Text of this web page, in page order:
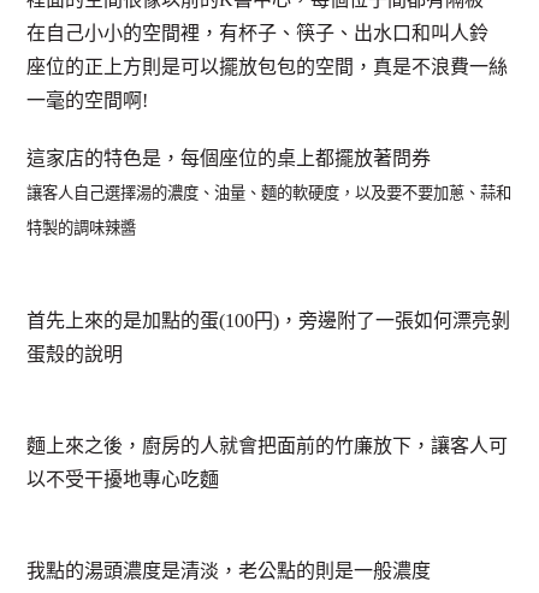
在自己小小的空間裡，有杯子、筷子、出水口和叫人鈴
座位的正上方則是可以擺放包包的空間，真是不浪費一絲
一毫的空間啊!
這家店的特色是，每個座位的桌上都擺放著問券
讓客人自己選擇湯的濃度、油量、麵的軟硬度，以及要不要加蔥、蒜和
特製的調味辣醬
首先上來的是加點的蛋(100円)，旁邊附了一張如何漂亮剝
蛋殼的說明
麵上來之後，廚房的人就會把面前的竹廉放下，讓客人可
以不受干擾地專心吃麵
我點的湯頭濃度是清淡，老公點的則是一般濃度